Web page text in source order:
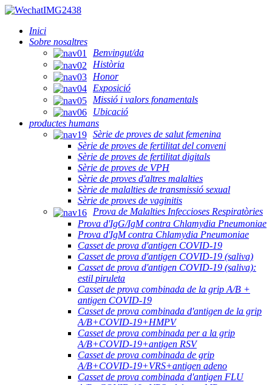
Inici
Sobre nosaltres
Benvingut/da
Història
Honor
Exposició
Missió i valors fonamentals
Ubicació
productes humans
Sèrie de proves de salut femenina
Sèrie de proves de fertilitat del conveni
Sèrie de proves de fertilitat digitals
Sèrie de proves de VPH
Sèrie de proves d'altres malalties
Sèrie de malalties de transmissió sexual
Sèrie de proves de vaginitis
Prova de Malalties Infeccioses Respiratòries
Prova d'IgG/IgM contra Chlamydia Pneumoniae
Prova d'IgM contra Chlamydia Pneumoniae
Casset de prova d'antigen COVID-19
Casset de prova d'antigen COVID-19 (saliva)
Casset de prova d'antigen COVID-19 (saliva):
estil piruleta
Casset de prova combinada de la grip A/B +
antigen COVID-19
Casset de prova combinada d'antigen de la grip
A/B+COVID-19+HMPV
Casset de prova combinada per a la grip
A/B+COVID-19+antigen RSV
Casset de prova combinada de grip
A/B+COVID-19+VRS+antigen adeno
Casset de prova combinada d'antigen FLU